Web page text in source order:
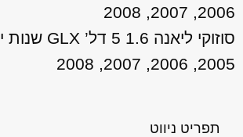
2006, 2007, 2008
2005, 2006, 2007, 2008
תפריט ניווט